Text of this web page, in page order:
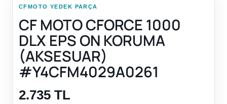
CFMOTO YEDEK PARÇA
CF MOTO CFORCE 1000
DLX EPS ON KORUMA
(AKSESUAR)
#Y4CFM4029A0261
2.735 TL